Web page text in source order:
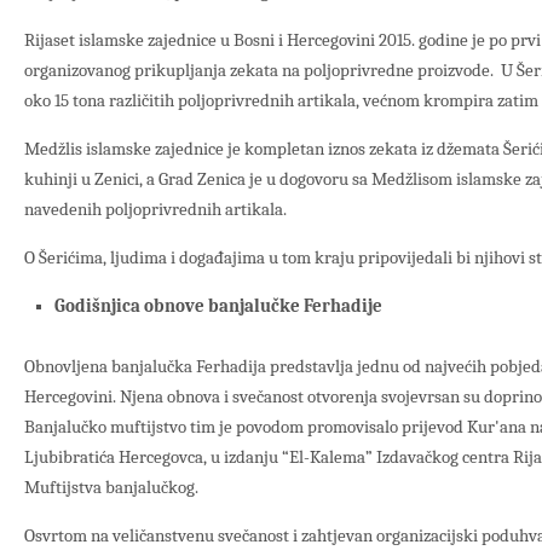
Rijaset islamske zajednice u Bosni i Hercegovini 2015. godine je po
organizovanog prikupljanja zekata na poljoprivredne proizvode. U
oko 15 tona različitih poljoprivrednih artikala, većnom krompira
Medžlis islamske zajednice je kompletan iznos zekata iz džemata
kuhinji u Zenici, a Grad Zenica je u dogovoru sa Medžlisom islamske
navedenih poljoprivrednih artikala.
O Šerićima, ljudima i događajima u tom kraju pripovijedali bi njihovi
Godišnjica obnove banjalučke Ferhadije
Obnovljena banjalučka Ferhadija predstavlja jednu od najvećih
Hercegovini. Njena obnova i svečanost otvorenja svojevrsan su
Banjalučko muftijstvo tim je povodom promovisalo prijevod Kur'ana
Ljubibratića Hercegovca, u izdanju “El-Kalema” Izdavačkog centra
Muftijstva banjalučkog.
Osvrtom na veličanstvenu svečanost i zahtjevan organizacijski